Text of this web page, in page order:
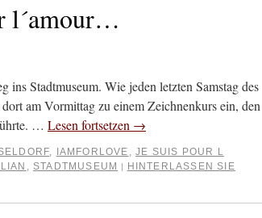
l´amour…
ins Stadtmuseum. Wie jeden letzten Samstag des
am Vormittag zu einem Zeichnenkurs ein, den
… Lesen fortsetzen →
, IAMFORLOVE ,JE SUIS POUR L
, STADTMUSEUM |
HINTERLASSEN SIE